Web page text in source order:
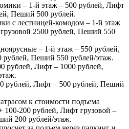
– 1-й этаж – 500 рублей, Лифт
Пеший 500 рублей.
с лестницей-комодом – 1-й этаж
2500 рублей, Пеший 550
– 1-й этаж – 550 рублей,
рублей, Пеший 550 рублей/этаж.
рублей, Лифт – 1000 рублей,
рублей, Лифт – 500 рублей, Пеший
к стоимости подъема
100-200 рублей, Лифт грузовой –
200 рублей/этаж.